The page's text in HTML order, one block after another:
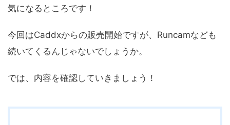
気になるところです！
今回はCaddxからの販売開始ですが、Runcamなども
続いてくるんじゃないでしょうか。
では、内容を確認していきましょう！